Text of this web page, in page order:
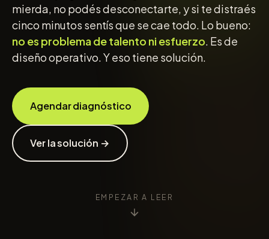
mierda, no podés desconectarte, y si te distraés
cinco minutos sentís que se cae todo. Lo bueno:
no es problema de talento ni esfuerzo . Es de
diseño operativo. Y eso tiene solución.
Agendar diagnóstico
Ver la solución →
EMPEZAR A LEER